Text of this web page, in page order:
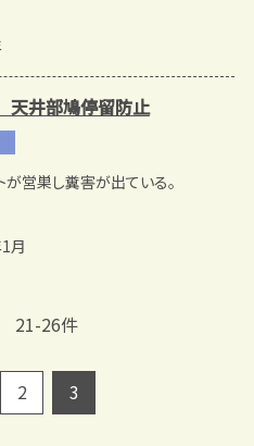
井部鳩停留防止
営巣し糞害が出ている。
月
21-26件
2 3